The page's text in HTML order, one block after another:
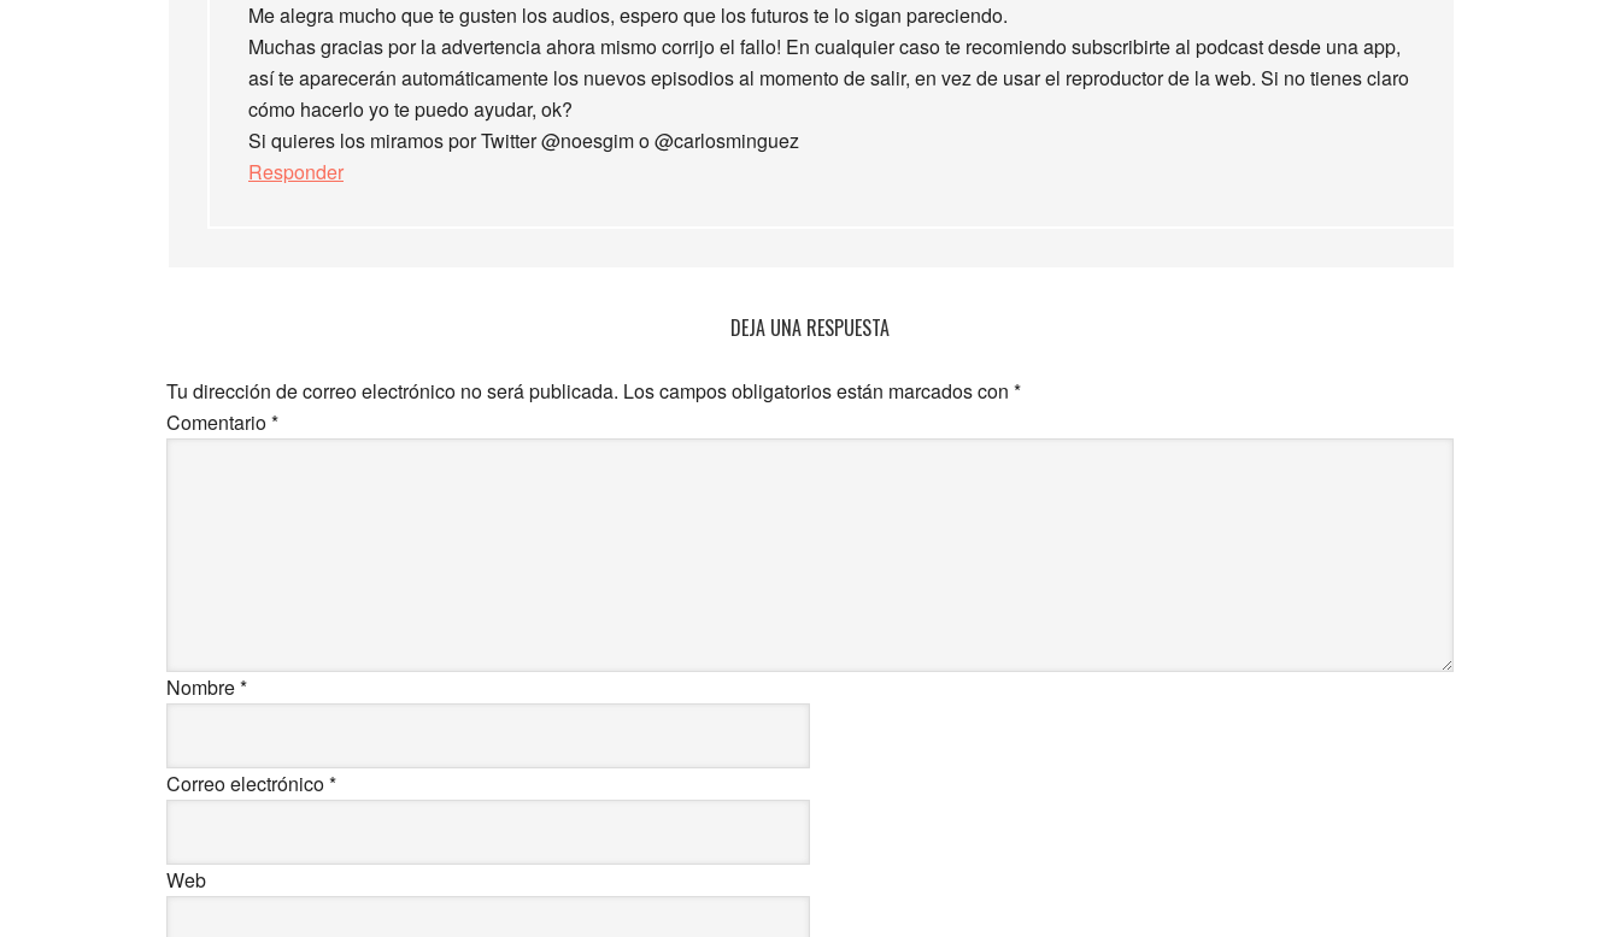
Me alegra mucho que te gusten los audios, espero que los futuros te lo sigan pareciendo.
Muchas gracias por la advertencia ahora mismo corrijo el fallo! En cualquier caso te recomiendo subscribirte al podcast desde una app,
así te aparecerán automáticamente los nuevos episodios al momento de salir, en vez de usar el reproductor de la web. Si no tienes claro
cómo hacerlo yo te puedo ayudar, ok?
Si quieres los miramos por Twitter @noesgim o @carlosminguez
Responder
DEJA UNA RESPUESTA
Tu dirección de correo electrónico no será publicada. Los campos obligatorios están marcados con *
Comentario*
Nombre*
Correo electrónico*
Web